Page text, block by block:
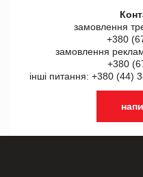
замовлення
+380
замовлення
+380
інші питання: +380 (44)